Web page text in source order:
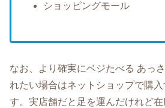
ショッピングモール
なお、より確実にベジたべる あっ
れたい場合はネットショップで購
す。実店舗だと足を運んだけれど